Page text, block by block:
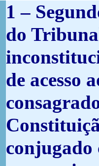
1 –
do
de acesso